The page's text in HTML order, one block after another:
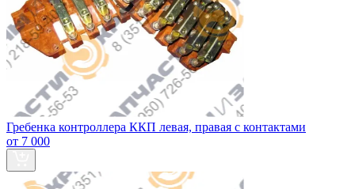
Гребенка контроллера ККП левая, правая с контактами
от 7 000